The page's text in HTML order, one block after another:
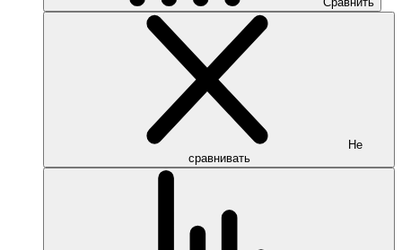
Не
сравнивать